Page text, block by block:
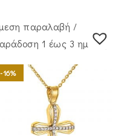
παραλαβή /
1 έως 3 ημέρες
-16%